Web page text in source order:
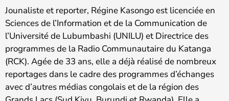
Jounaliste et reporter, Régine Kasongo est licenciée en
Sciences de l’Information et de la Communication de
l’Université de Lubumbashi (UNILU) et Directrice des
programmes de la Radio Communautaire du Katanga
(RCK). Agée de 33 ans, elle a déjà réalisé de nombreux
reportages dans le cadre des programmes d’échanges
avec d’autres médias congolais et de la région des